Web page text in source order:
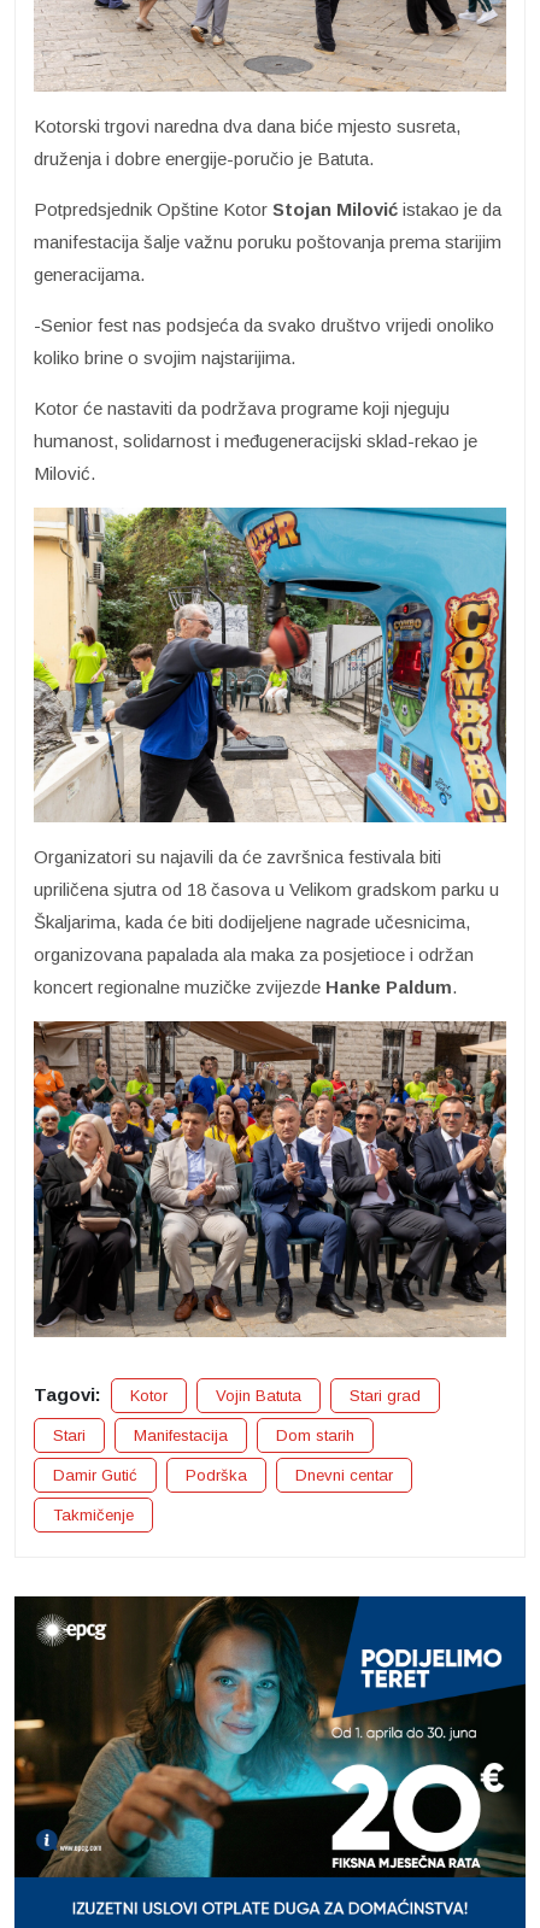
Kotorski trgovi naredna dva dana biće mjesto susreta,
druženja i dobre energije-poručio je Batuta.
Potpredsjednik Opštine Kotor Stojan Milović istakao je da
manifestacija šalje važnu poruku poštovanja prema starijim
generacijama.
-Senior fest nas podsjeća da svako društvo vrijedi onoliko
koliko brine o svojim najstarijima.
Kotor će nastaviti da podržava programe koji njeguju
humanost, solidarnost i međugeneracijski sklad-rekao je
Milović.
Organizatori su najavili da će završnica festivala biti
upriličena sjutra od 18 časova u Velikom gradskom parku u
Škaljarima, kada će biti dodijeljene nagrade učesnicima,
organizovana papalada ala maka za posjetioce i održan
koncert regionalne muzičke zvijezde Hanke Paldum.
Tagovi: Kotor Vojin Batuta Stari grad
Stari Manifestacija Dom starih
Damir Gutić Podrška Dnevni centar
Takmičenje